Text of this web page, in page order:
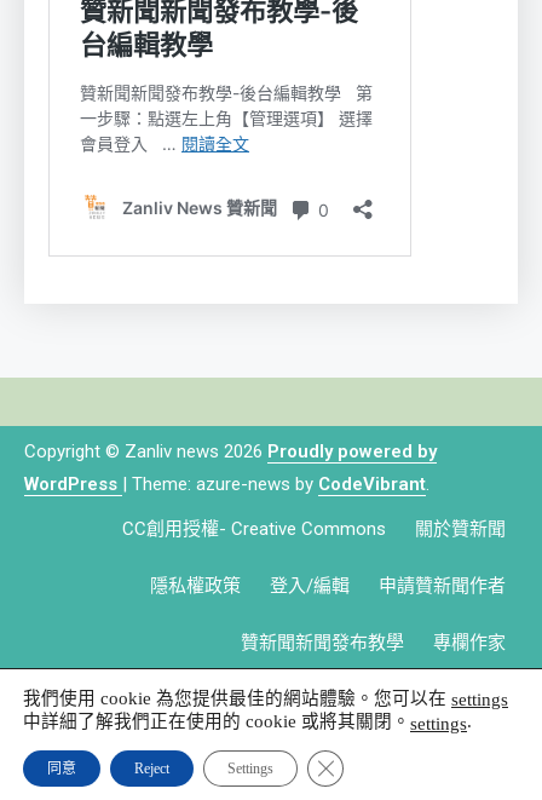
Copyright © Zanliv news 2026 Proudly powered by
WordPress | Theme: azure-news by CodeVibrant.
CC創用授權- Creative Commons 關於贊新聞
隱私權政策 登入/編輯 申請贊新聞作者
贊新聞新聞發布教學 專欄作家
我們使用 cookie 為您提供最佳的網站體驗。您可以在 settings
中詳細了解我們正在使用的 cookie 或將其關閉。 settings.
同意 Reject Settings Close GDPR Cookie Banner